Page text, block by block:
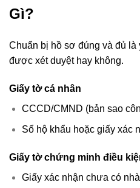
Gì?
Chuẩn bị hồ sơ đúng và đủ là
được xét duyệt hay không.
Giấy tờ cá nhân
CCCD/CMND (bản sao
Sổ hộ khẩu hoặc giấy xác
Giấy tờ chứng minh điều
Giấy xác nhận chưa có